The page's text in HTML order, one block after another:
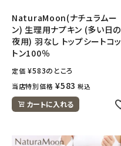
NaturaMoon(ナチュラムー
ン) 生理用ナプキン (多い日の
夜用) 羽なし トップシートコッ
トン100％
定価 ¥583のところ
当店特別価格 ¥583 税込
カートに入れる